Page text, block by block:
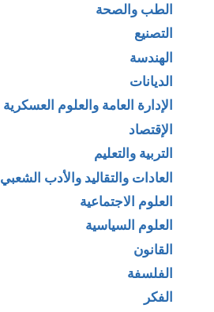
الطب والصحة
التصنيع
الهندسة
الديانات
الإدارة العامة والعلوم العسكرية
الإقتصاد
التربية والتعليم
العادات والتقاليد والأدب الشعبي
العلوم الاجتماعية
العلوم السياسية
القانون
الفلسفة
الفكر